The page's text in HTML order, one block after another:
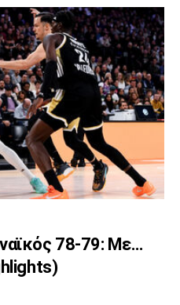
78-79: Με…